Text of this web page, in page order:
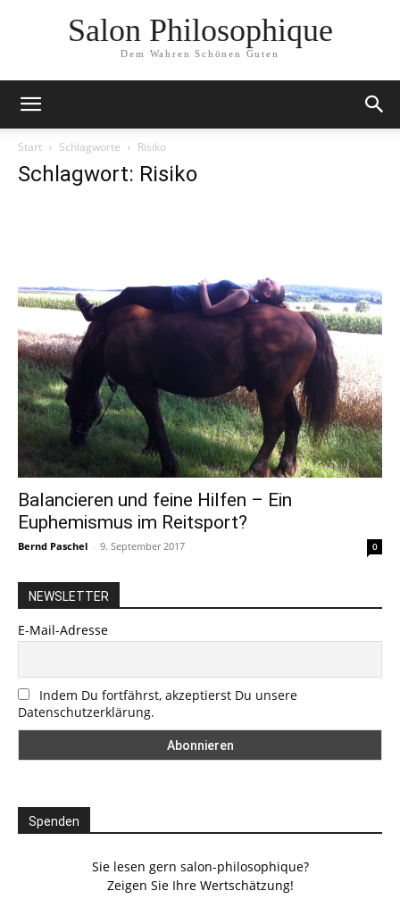
Salon Philosophique
Dem Wahren Schönen Guten
Start Schlagworte Risiko
Schlagwort: Risiko
Balancieren und feine Hilfen – Ein
Euphemismus im Reitsport?
Bernd Paschel - 9. September 2017 0
NEWSLETTER
E-Mail-Adresse
Indem Du fortfährst, akzeptierst Du unsere
Datenschutzerklärung.
Spenden
Sie lesen gern salon-philosophique?
Zeigen Sie Ihre Wertschätzung!